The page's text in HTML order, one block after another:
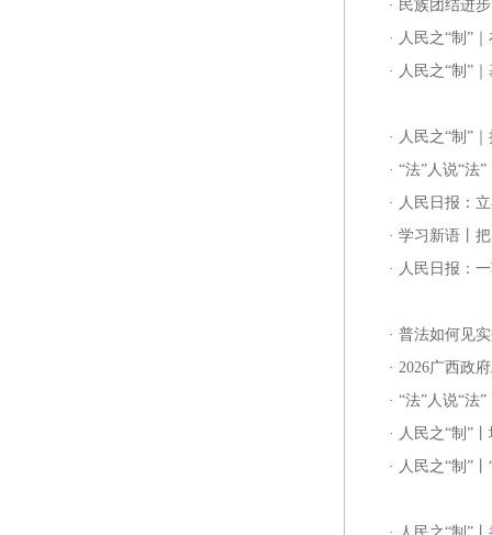
· 民族团结进
· 人民之“制”
· 人民之“制”
· 人民之“制”
· “法”人说“法
· 人民日报：
· 学习新语丨
· 人民日报：
· 普法如何见
· 2026广西政
· “法”人说“法
· 人民之“制”
· 人民之“制”